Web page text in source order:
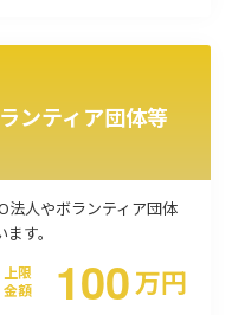
ンティア団体等
法人やボランティア団体
す。
上限
金額
100万円